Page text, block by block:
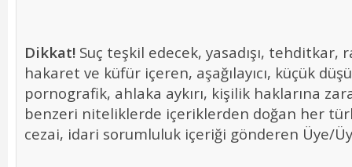
Dikkat! Suç teşkil edecek, yasadışı, tehditkar,
hakaret ve küfür içeren, aşağılayıcı, küçük
pornografik, ahlaka aykırı, kişilik haklarına
benzeri niteliklerde içeriklerden doğan her
cezai, idari sorumluluk içeriği gönderen Üye/